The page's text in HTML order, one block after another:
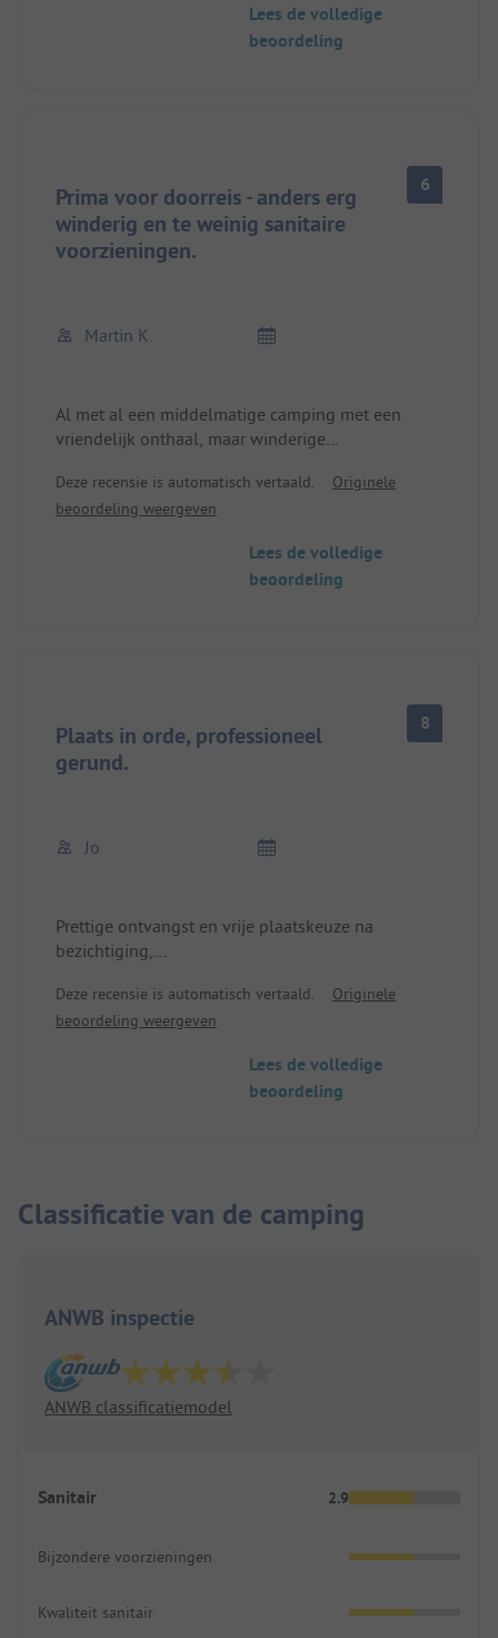
mensen en de kleine voorziening bij onze
standplaats had bijvoorbeeld de wastafel tussen
andere reactie, zou ik deze plek niet aanraden voor
een langer verblijf.
Lees de volledige
beoordeling
Prima voor doorreis - anders erg
winderig en te weinig sanitaire
voorzieningen.
6
Martin K.
Al met al een middelmatige camping met een
vriendelijk onthaal, maar winderige
voorzieningen, waarvan sommige niet bijzonder
schoon zijn. OK voor een doorreis in het
verblijf. De ligging is prima om de dorpen van de
Débarquement te bezoeken, maar niet ideaal. De
Deze recensie is automatisch vertaald.
Originele
beoordeling weergeven
Lees de volledige
beoordeling
Plaats in orde, professioneel
gerund.
8
Jo
Prettige ontvangst en vrije plaatskeuze na
bezichtiging,
deels omheind door heggen en deels in de
schaduw van bomen. Stokbroodservice op
overdekt zwembad! Kiosk met snackbar.
Toiletten zonder bril maar met papier.
Deze recensie is automatisch vertaald.
Originele
beoordeling weergeven
Lees de volledige
beoordeling
Classificatie van de camping
ANWB inspectie
ANWB classificatiemodel
Sanitair 2.9
Bijzondere voorzieningen
Kwaliteit sanitair